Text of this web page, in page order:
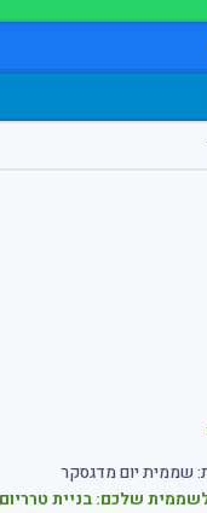
שממית יום מדגסקר
שלכם: בניית טרריום